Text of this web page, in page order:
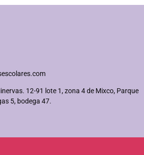
12-91 lote 1, zona 4 de Mixco, Parque
5, bodega 47.